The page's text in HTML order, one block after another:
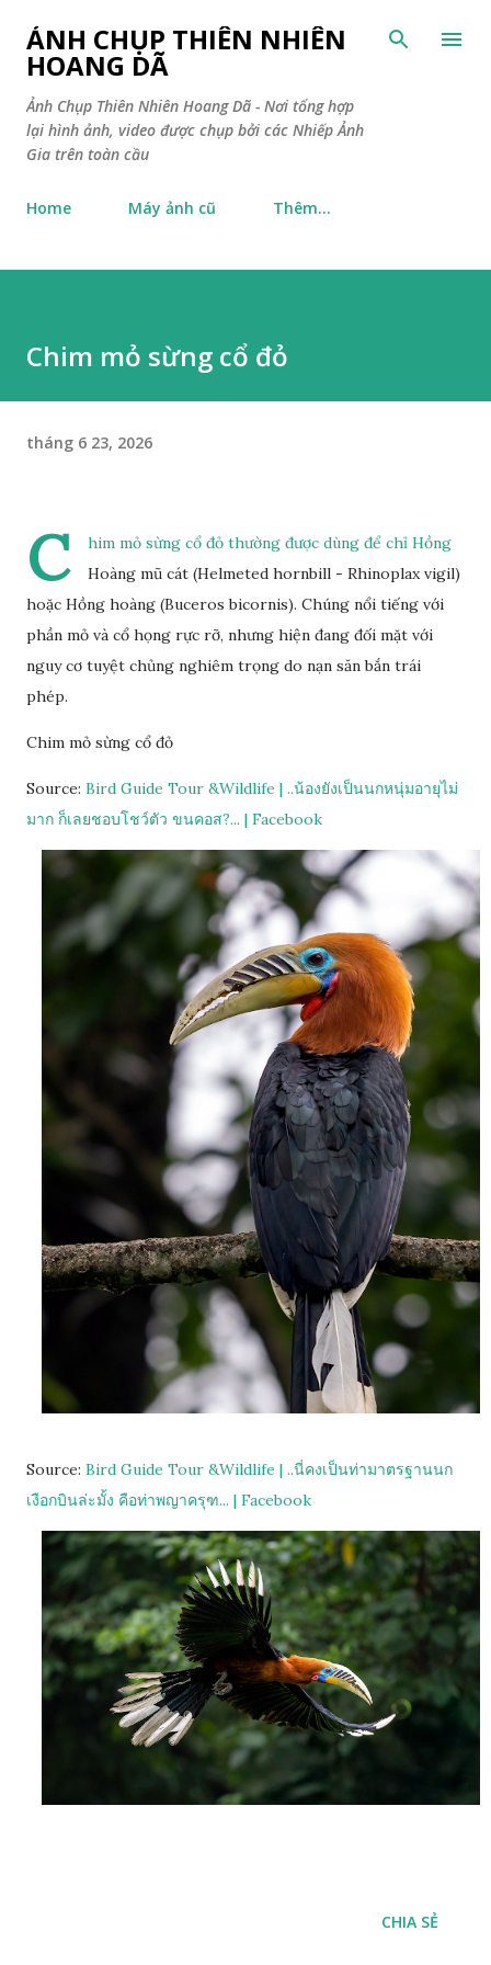
Chuyển đến nội dung chính
ẢNH CHỤP THIÊN NHIÊN
HOANG DÃ
Ảnh Chụp Thiên Nhiên Hoang Dã - Nơi tổng hợp
lại hình ảnh, video được chụp bởi các Nhiếp Ảnh
Gia trên toàn cầu
Home Máy ảnh cũ Thêm…
Chim mỏ sừng cổ đỏ
tháng 6 23, 2026
C
him mỏ sừng cổ đỏ thường được dùng để chỉ Hồng
Hoàng mũ cát (Helmeted hornbill - Rhinoplax vigil)
hoặc Hồng hoàng (Buceros bicornis). Chúng nổi tiếng với
phần mỏ và cổ họng rực rỡ, nhưng hiện đang đối mặt với
nguy cơ tuyệt chủng nghiêm trọng do nạn săn bắn trái
phép.
Chim mỏ sừng cổ đỏ
Source: Bird Guide Tour &Wildlife | ..น้องยังเป็นนกหนุ่มอายุไม่
มาก ก็เลยชอบโชว์ตัว ขนคอส?... | Facebook
Source: Bird Guide Tour &Wildlife | ..นี่คงเป็นท่ามาตรฐานนก
เงือกบินล่ะมั้ง คือท่าพญาครุฑ... | Facebook
CHIA SẺ